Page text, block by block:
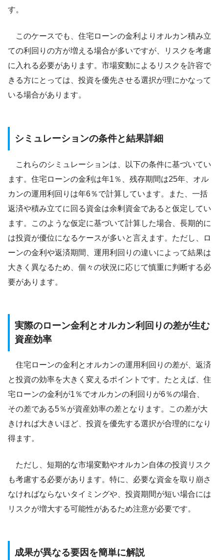
す。
このケースでも、住宅ローンの金利よりオルカン積み立
ての利回りの方が増える場合が多いですが、リスクを考慮
に入れる必要があります。市場変動によるリスクを許容で
きる方にとっては、投資を優先させる選択が理にかなって
いる場合があります。
シミュレーションの条件と結果詳細
これらのシミュレーションは、以下の条件に基づいてい
ます。住宅ローンの金利は年1％、残存期間は25年、オル
カンの運用利回りは年6％で計算しています。また、一括
返済や積み立てに回る資金は余剰資金であると仮定してい
ます。このような仮定に基づいて計算した場合、長期的に
は投資が優位になるケースが多いと言えます。ただし、ロ
ーンの金利や返済期間、運用利回りの違いによって結果は
大きく異なるため、個々の状況に応じて慎重に判断する必
要があります。
実際のローン金利とオルカン利回りの差が生む
資産効率
住宅ローンの金利とオルカンの運用利回りの差が、返済
と投資の効率を大きく変えるポイントです。たとえば、住
宅ローンの金利が1％でオルカンの利回りが6％の場合、
その差である5％が資産効率の差となります。この差が大
きければ大きいほど、投資を優先する選択が合理的になり
得ます。
ただし、短期的な市場変動やオルカン自体の投資リスク
も考慮する必要があります。特に、必要な資金を取り崩さ
なければならないタイミングや、投資期間が短い場合には
リスクが増大する可能性があるため注意が必要です。
成果が異なる要因を簡単に解説